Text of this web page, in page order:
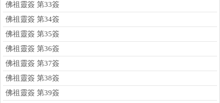
佛祖靈簽 第33簽
佛祖靈簽 第34簽
佛祖靈簽 第35簽
佛祖靈簽 第36簽
佛祖靈簽 第37簽
佛祖靈簽 第38簽
佛祖靈簽 第39簽